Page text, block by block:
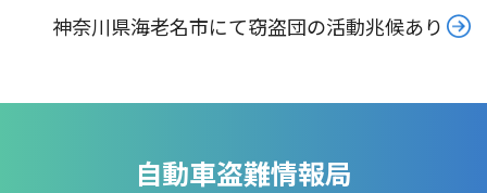
神奈川県海老名市にて窃盗団の活動兆候あり
自動車盗難情報局